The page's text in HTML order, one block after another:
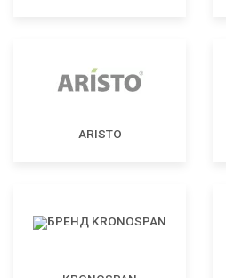
ARISTO